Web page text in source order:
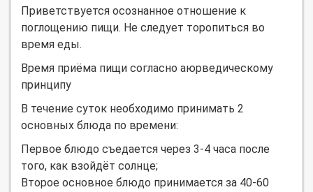
Приветствуется осознанное отношение к
поглощению пищи. Не следует торопиться во
время еды.
Время приёма пищи согласно аюрведическому
принципу
В течение суток необходимо принимать 2
основных блюда по времени:
Первое блюдо съедается через 3-4 часа после
того, как взойдёт солнце;
Второе основное блюдо принимается за 40-60